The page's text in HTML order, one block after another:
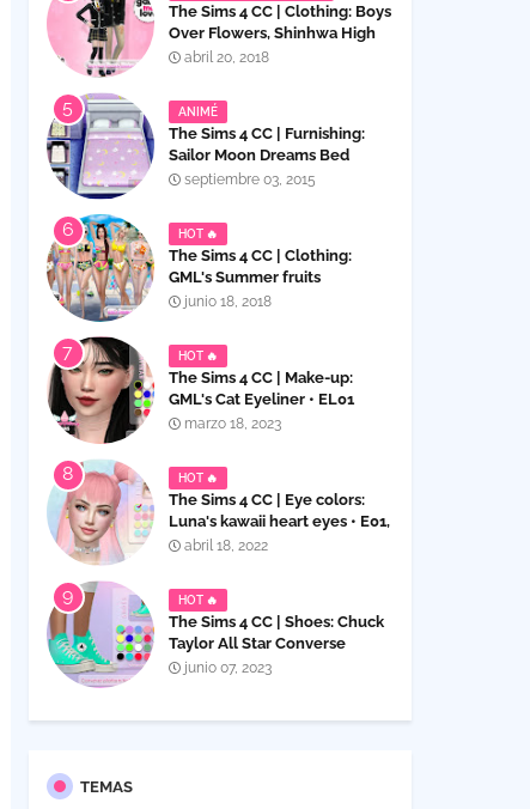
The Sims 4 CC | Clothing: Boys
Over Flowers, Shinhwa High
School Uniforms Set
abril 20, 2018
ANIMÉ
The Sims 4 CC | Furnishing:
Sailor Moon Dreams Bed
septiembre 03, 2015
HOT 🔥
The Sims 4 CC | Clothing:
GML's Summer fruits
swimsuits for women ~ SET
junio 18, 2018
HOT 🔥
The Sims 4 CC | Make-up:
GML's Cat Eyeliner • EL01
marzo 18, 2023
HOT 🔥
The Sims 4 CC | Eye colors:
Luna's kawaii heart eyes • E01,
contact & default
abril 18, 2022
HOT 🔥
The Sims 4 CC | Shoes: Chuck
Taylor All Star Converse
platform high top sneakers for
junio 07, 2023
TEMAS